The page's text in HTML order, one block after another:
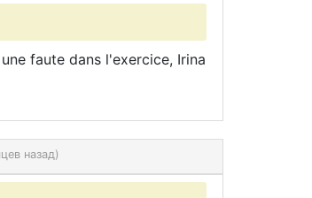
faute dans l'exercice, Irina
назад)